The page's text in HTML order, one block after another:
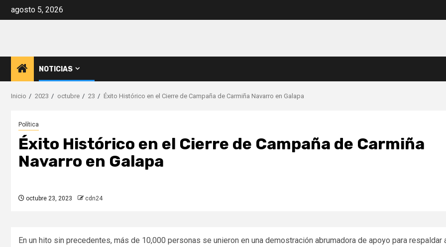
agosto 5, 2026
NOTICIAS
Inicio 2023 octubre 23 Éxito Histórico en el Cierre de Campaña de Carmiña Navarro en Galapa
Política
Éxito Histórico en el Cierre de Campaña de Carmiña
Navarro en Galapa
octubre 23, 2023 cdn24
En un hito sin precedentes, más de 10,000 personas se unieron en una demostración abrumadora de apoyo para respaldar